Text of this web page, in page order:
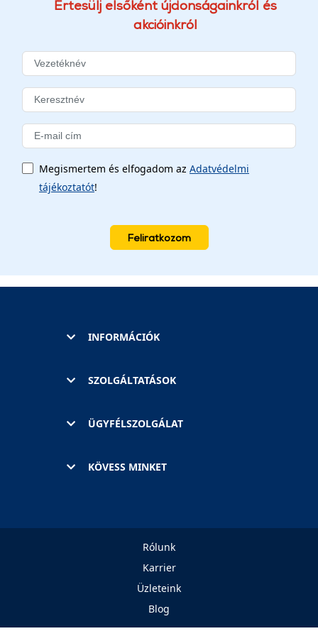
Értesülj elsőként újdonságainkról és
akcióinkról
Megismertem és elfogadom az Adatvédelmi
tájékoztatót!
Feliratkozom
INFORMÁCIÓK
SZOLGÁLTATÁSOK
ÜGYFÉLSZOLGÁLAT
KÖVESS MINKET
Rólunk
Karrier
Üzleteink
Blog